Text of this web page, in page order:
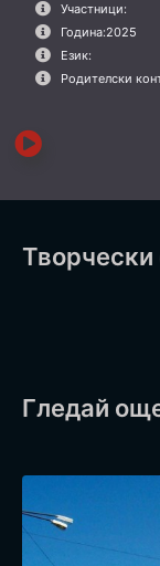
Участници:
Година:2025
Език:
Родителски
Творчески
Гледай